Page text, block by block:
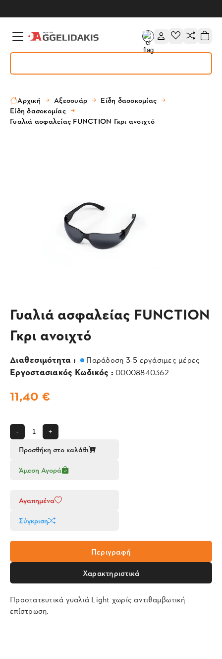
Αρχική Αξεσουάρ
Είδη δασοκομίας
Είδη δασοκομίας
Γυαλιά ασφαλείας FUNCTION Γκρι ανοιχτό
Γυαλιά ασφαλείας FUNCTION
Γκρι ανοιχτό
Διαθεσιμότητα : Παράδοση 3-5 εργάσιμες μέρες
Εργοστασιακός Κωδικός : 00008840362
11,40 €
- +
Προσθήκη στο καλάθι
Άμεση Αγορά
Αγαπημένα
Σύγκριση
Περιγραφή
Χαρακτηριστικά
Προστατευτικά γυαλιά Light χωρίς αντιθαμβωτική
επίστρωση.